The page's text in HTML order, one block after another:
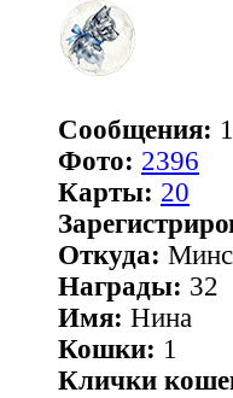
Сообщения:
Фото: 2396
Карты: 20
Откуда:
Награды: 32
Имя: Нина
Кошки: 1
Клички